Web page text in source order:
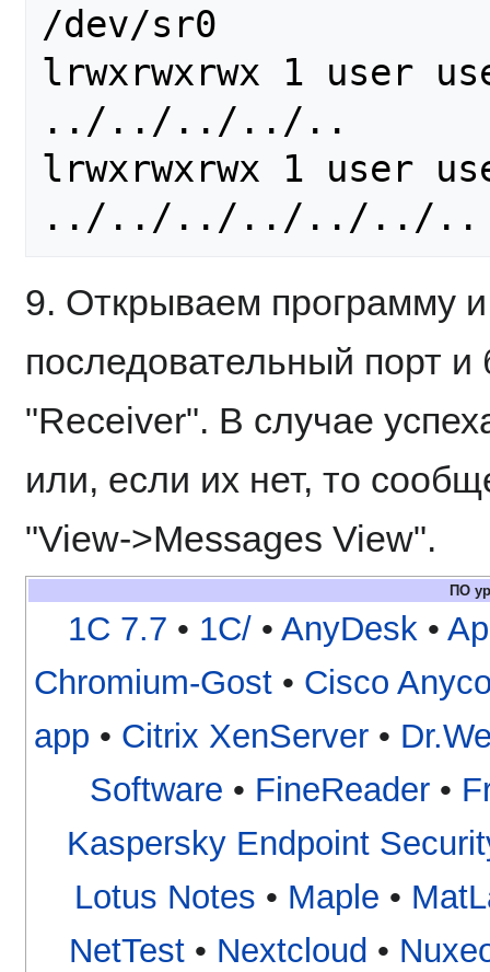
/dev/sr0
lrwxrwxrwx 1 user
../../../../..
lrwxrwxrwx 1 user
9. Открываем программу
последовательный порт и
"Receiver". В случае
или, если их нет, то
"View->Messages View".
ПО
1C 7.7 • 1C/• AnyDesk•
Chromium-Gost• Cisco
app • Citrix XenServer •
Software • FineReader•
Kaspersky Endpoint
Lotus Notes • Maple •
NetTest • Nextcloud •